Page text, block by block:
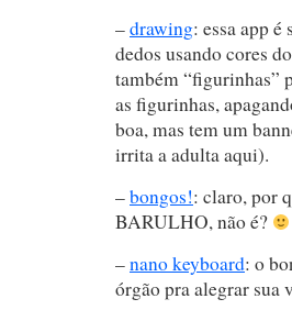
–drawing: essa app
dedos usando cores
também “figurinhas”
as figurinhas,
boa, mas tem um
irrita a adulta aqui).
–bongos!: claro, por
BARULHO, não é?
–nano keyboard: o
órgão pra alegrar sua